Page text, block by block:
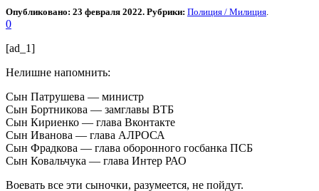
Опубликовано: 23 февраля 2022. Рубрики: Полиция / Милиция
0
[ad_1]
Нелишне напомнить:
Сын Патрушева — министр
Сын Бортникова — замглавы ВТБ
Сын Кириенко — глава Вконтакте
Сын Иванова — глава АЛРОСА
Сын Фрадкова — глава оборонного госбанка ПСБ
Сын Ковальчука — глава Интер РАО
Воевать все эти сыночки, разумеется, не пойдут.